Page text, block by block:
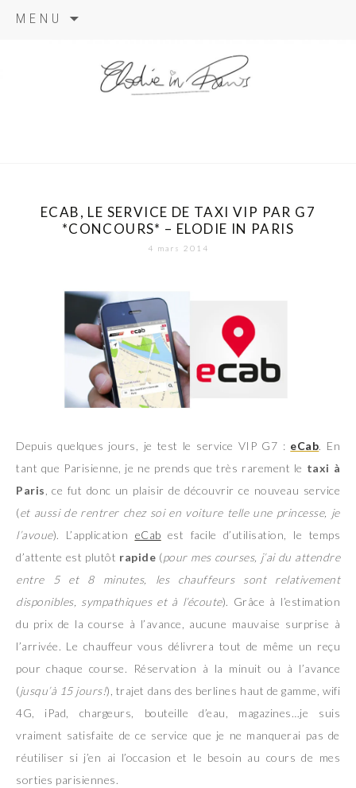
MENU
ECAB, LE SERVICE DE TAXI VIP PAR G7
*CONCOURS* – ELODIE IN PARIS
4 mars 2014
Depuis quelques jours, je test le service VIP G7 : eCab. En
tant que Parisienne, je ne prends que très rarement le taxi à
Paris , ce fut donc un plaisir de découvrir ce nouveau service
(et aussi de rentrer chez soi en voiture telle une princesse, je
l’avoue). L’application eCab est facile d’utilisation, le temps
d’attente est plutôt rapide (pour mes courses, j’ai du attendre
entre 5 et 8 minutes, les chauffeurs sont relativement
disponibles, sympathiques et à l’écoute). Grâce à l’estimation
du prix de la course à l’avance, aucune mauvaise surprise à
l’arrivée. Le chauffeur vous délivrera tout de même un reçu
pour chaque course. Réservation à la minuit ou à l’avance
(jusqu’à 15 jours!), trajet dans des berlines haut de gamme, wifi
4G, iPad, chargeurs, bouteille d’eau, magazines…je suis
vraiment satisfaite de ce service que je ne manquerai pas de
réutiliser si j’en ai l’occasion et le besoin au cours de mes
sorties parisiennes.